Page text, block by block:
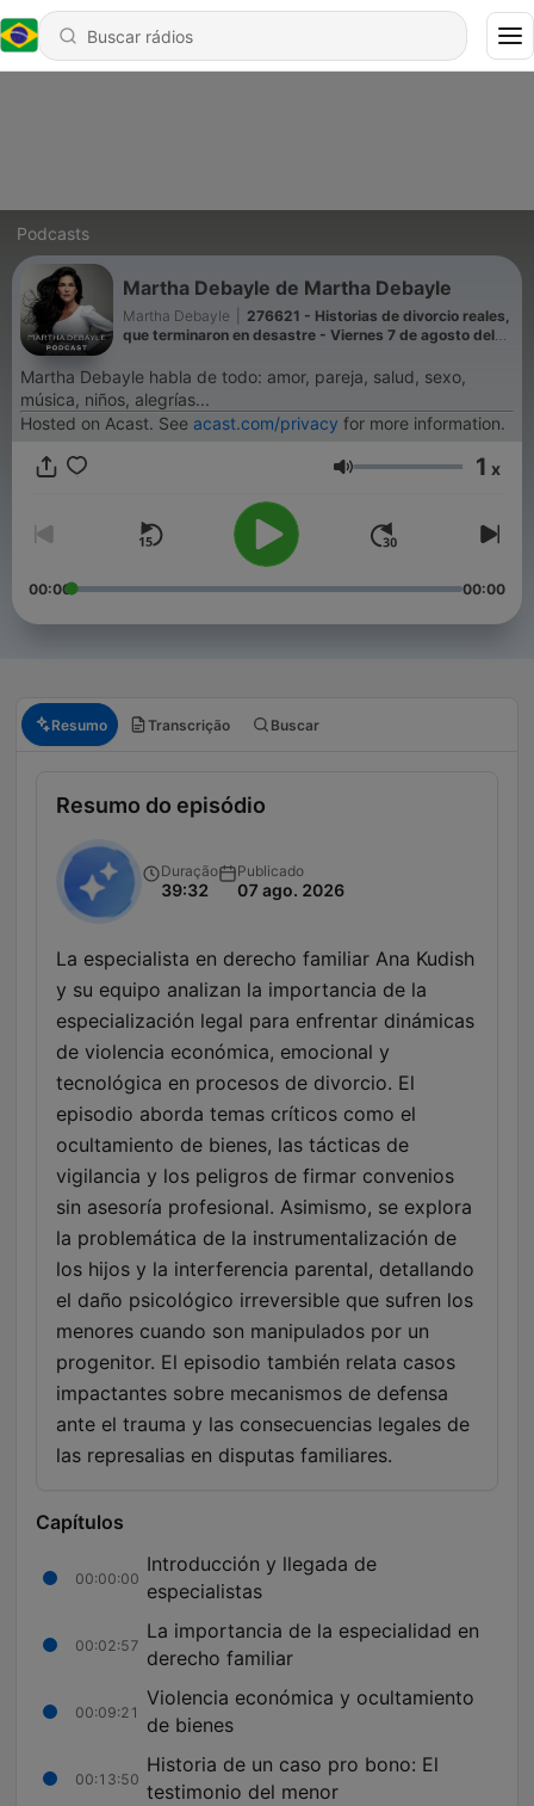
Podcasts
Martha Debayle de Martha Debayle
Martha Debayle
276621 - Historias de divorcio reales,
que terminaron en desastre - Viernes 7 de agosto del
Martha Debayle habla de todo: amor, pareja, salud, sexo,
música, niños, alegrías...
Hosted on Acast. See acast.com/privacy for more information.
Volume 1 x
00:00 00:00
Resumo Transcrição Buscar
Resumo do episódio
Duração
39:32
Publicado
07 ago. 2026
La especialista en derecho familiar Ana Kudish
y su equipo analizan la importancia de la
especialización legal para enfrentar dinámicas
de violencia económica, emocional y
tecnológica en procesos de divorcio. El
episodio aborda temas críticos como el
ocultamiento de bienes, las tácticas de
vigilancia y los peligros de firmar convenios
sin asesoría profesional. Asimismo, se explora
la problemática de la instrumentalización de
los hijos y la interferencia parental, detallando
el daño psicológico irreversible que sufren los
menores cuando son manipulados por un
progenitor. El episodio también relata casos
impactantes sobre mecanismos de defensa
ante el trauma y las consecuencias legales de
las represalias en disputas familiares.
Capítulos
00:00:00
Introducción y llegada de
especialistas
00:02:57
La importancia de la especialidad en
derecho familiar
00:09:21
Violencia económica y ocultamiento
de bienes
00:13:50
Historia de un caso pro bono: El
testimonio del menor